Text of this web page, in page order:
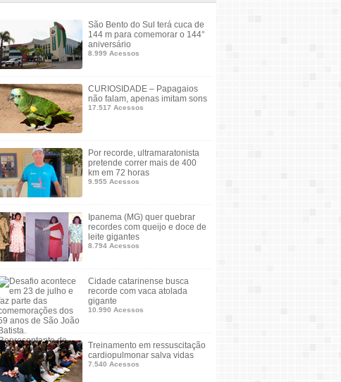
São Bento do Sul terá cuca de
144 m para comemorar o 144°
aniversário
8.999 Acessos
CURIOSIDADE – Papagaios
não falam, apenas imitam sons
17.517 Acessos
Por recorde, ultramaratonista
pretende correr mais de 400
km em 72 horas
9.955 Acessos
Ipanema (MG) quer quebrar
recordes com queijo e doce de
leite gigantes
8.794 Acessos
Cidade catarinense busca
recorde com vaca atolada
gigante
10.990 Acessos
Treinamento em ressuscitação
cardiopulmonar salva vidas
7.540 Acessos